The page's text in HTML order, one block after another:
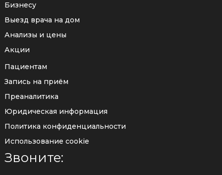
Бизнесу
Выезд врача на дом
Анализы и цены
Акции
Пациентам
Запись на приём
Преаналитика
Юридическая информация
Политика конфиденциальности
Использование cookie
Звоните: